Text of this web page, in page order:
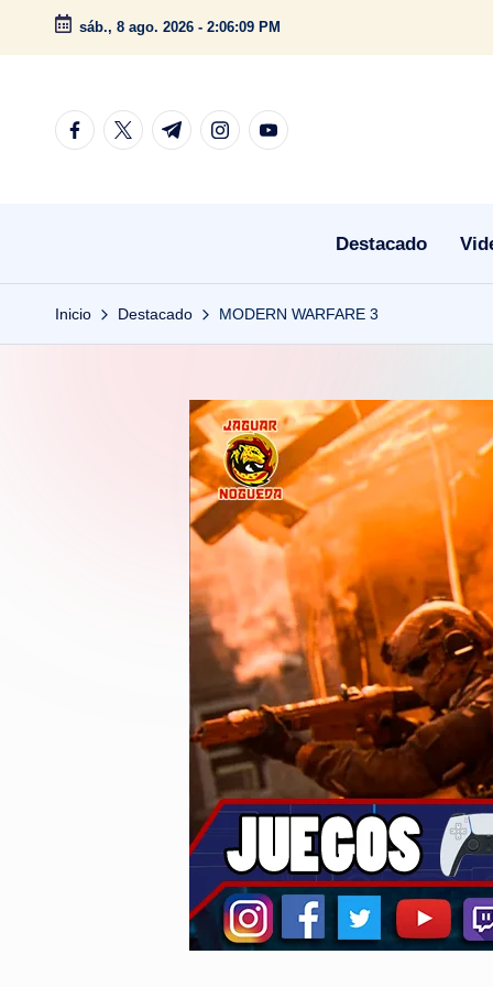
Saltar
contenido
sáb., 8 ago. 2026 - 2:06:11 PM
facebook.com
twitter.com
t.me instagram.com
youtube.com
Destacado
Inicio Destacado MODERN WARFARE 3